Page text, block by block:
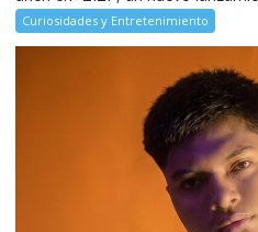
Curiosidades y Entretenimiento